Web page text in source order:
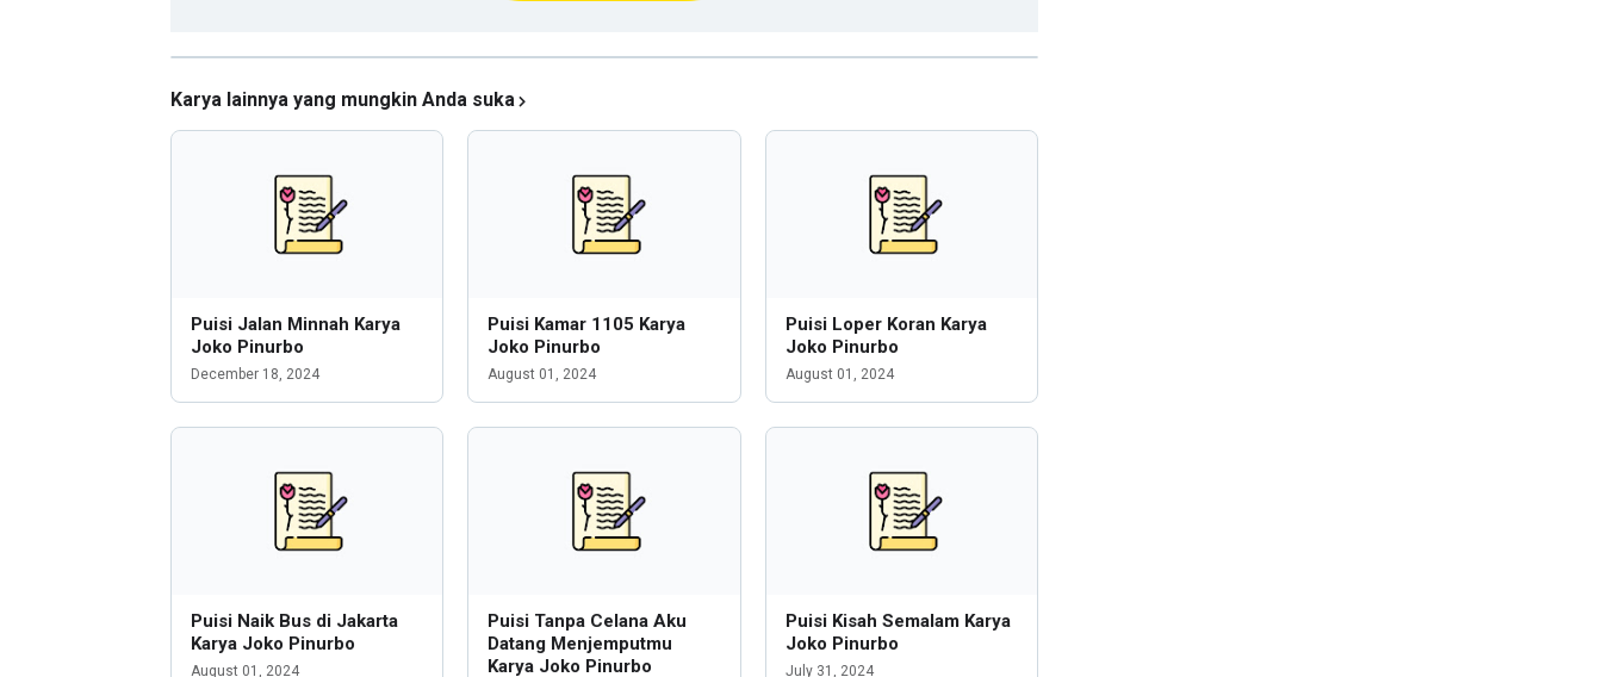
Karya lainnya yang mungkin Anda suka
Puisi Jalan Minnah Karya
Joko Pinurbo
December 18, 2024
Puisi Kamar 1105 Karya
Joko Pinurbo
August 01, 2024
Puisi Loper Koran Karya
Joko Pinurbo
August 01, 2024
Puisi Naik Bus di Jakarta
Karya Joko Pinurbo
August 01, 2024
Puisi Tanpa Celana Aku
Datang Menjemputmu
Karya Joko Pinurbo
Puisi Kisah Semalam Karya
Joko Pinurbo
July 31, 2024